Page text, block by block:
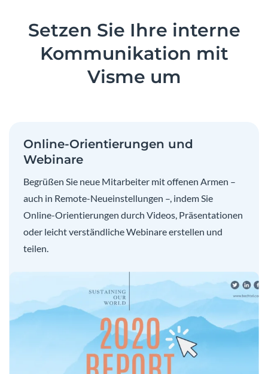
Setzen Sie Ihre interne
Kommunikation mit
Visme um
Online-Orientierungen und
Webinare
Begrüßen Sie neue Mitarbeiter mit offenen Armen –
auch in Remote-Neueinstellungen –, indem Sie
Online-Orientierungen durch Videos, Präsentationen
oder leicht verständliche Webinare erstellen und
teilen.